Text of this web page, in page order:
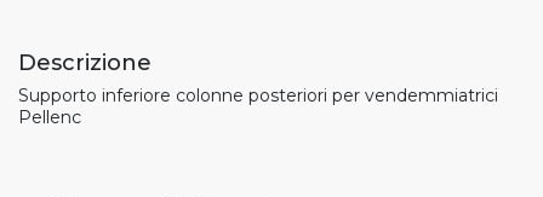
Descrizione
Supporto inferiore colonne posteriori per vendemmiatrici
Pellenc